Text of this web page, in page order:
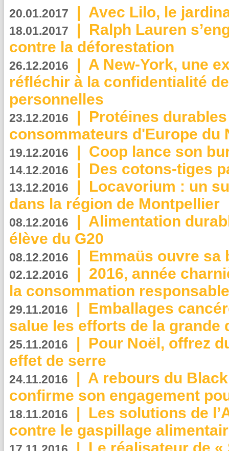
20.01.2017 | Avec Lilo, le
18.01.2017 | Ralph Lauren
contre la déforestation
26.12.2016 | A New-York, une
réfléchir à la confidentialité
personnelles
23.12.2016 | Protéines
consommateurs d'Europe du
19.12.2016 | Coop lance son
14.12.2016 | Des cotons-tiges
13.12.2016 | Locavorium : un
dans la région de Montpellier
08.12.2016 | Alimentation
élève du G20
08.12.2016 | Emmaüs ouvre sa
02.12.2016 | 2016, année
la consommation
29.11.2016 | Emballages
salue les efforts de la grande
25.11.2016 | Pour Noël, offrez
effet de serre
24.11.2016 | A rebours du
confirme son engagement
18.11.2016 | Les solutions de
contre le gaspillage